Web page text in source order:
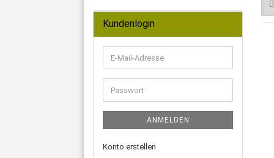
Kundenlogin
E-
Mail-
Adresse
Passwort
ANMELDEN
Konto erstellen